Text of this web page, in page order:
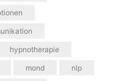
hypnotherapie
mond
nlp